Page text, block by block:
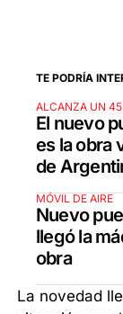
TE PODRÍA
ALCANZA UN
El nuevo
es la obra
de
MÓVIL DE AIRE
Nuevo
llegó la
obra
La novedad